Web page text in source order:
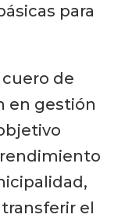
para
de
en gestión
el